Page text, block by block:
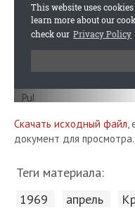
Скачать исходный файл,
документ для просмотра.
Теги материала:
1969 апрель